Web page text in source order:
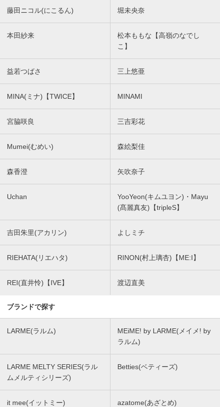
藤田ニコル(にこるん) 堀未央奈
本田紗来
松本ももな【高嶺のなでし
こ】
益若つばさ 三上悠亜
MINA(ミナ)【TWICE】 MINAMI
宮脇咲良 三吉彩花
Mumei(むめい) 森絵梨佳
森香澄 矢吹奈子
Uchan
YooYeon(キムユヨン)・Mayu
(髙麗真友)【tripleS】
吉田朱里(アカリン) よしミチ
RIEHATA(リエハタ) RINON(村上璃杏)【ME:I】
REI(直井怜)【IVE】 渡辺直美
ブランドで探す
LARME(ラルム)
MEiME! by LARME(メイメ! by
ラルム)
LARME MELTY SERIES(ラル
ムメルティシリーズ)
Betties(ベティーズ)
it mee(イットミー) azatome(あざとめ)